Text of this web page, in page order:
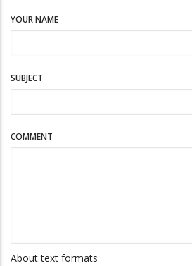
YOUR NAME
SUBJECT
COMMENT
About text formats